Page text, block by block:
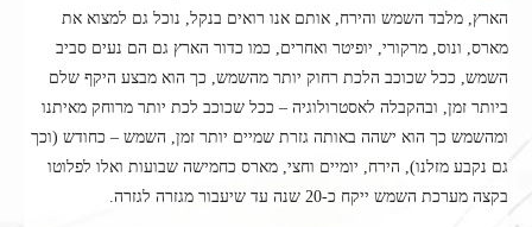
הארץ, מלבד השמש והירח, אותם אנו רואים בנקל, נוכל גם למצוא את
מארס, ונוס, מרקורי, יופיטר ואחרים, כמו כדור הארץ גם הם נעים סביב
השמש, ככל שכוכב הלכת רחוק יותר מהשמש, כך הוא מבצע היקף שלם
ביותר זמן, ובהקבלה לאסטרולוגיה – ככל שכוכב לכת יותר מרוחק מאיתנו
ומהשמש כך הוא ישהה באותה גזרת שמיים יותר זמן, השמש – כחודש (וכך
גם נקבע מזלנו), הירח, יומיים וחצי, מארס כחמישה שבועות ואלו לפלוטו
בקצה מערכת השמש ייקח כ-20 שנה עד שיעבור מגזרה לגזרה.